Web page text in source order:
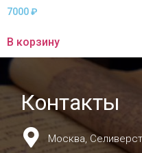
7000₽
В корзину
Контакты
Москва,